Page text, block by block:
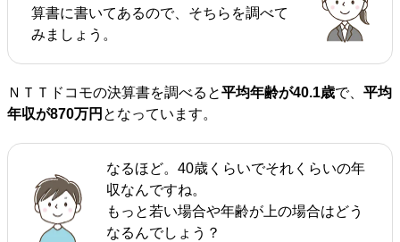
算書に書いてあるので、そちらを調べて
みましょう。
ＮＴＴドコモの決算書を調べると平均年齢が40.1歳で、 平均
年収が870万円 となっています。
なるほど。40歳くらいでそれくらいの年
収なんですね。
もっと若い場合や年齢が上の場合はどう
なるんでしょう？